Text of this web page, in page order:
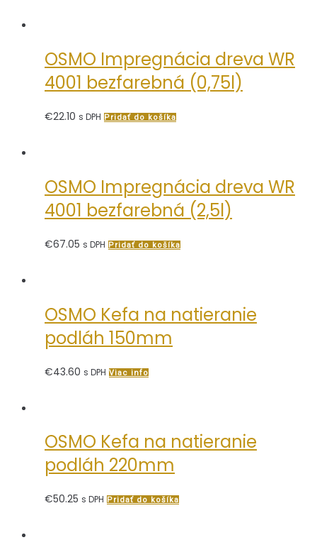
OSMO Impregnácia dreva WR
4001 bezfarebná (0,75l)
€22.10 s DPH Pridať do košíka
OSMO Impregnácia dreva WR
4001 bezfarebná (2,5l)
€67.05 s DPH Pridať do košíka
OSMO Kefa na natieranie
podláh 150mm
€43.60 s DPH Viac info
OSMO Kefa na natieranie
podláh 220mm
€50.25 s DPH Pridať do košíka